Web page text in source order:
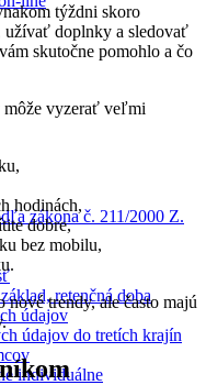
zákona č. 211/2000 Z.
retenčná doba
údajov
údajov do tretích krajín
individuálne
týždni skoro
doplnky a sledovať
skutočne pomohlo a čo
môže vyzerať veľmi
hodinách,
dobre,
bez mobilu,
trendy, ale často majú